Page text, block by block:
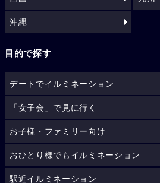
沖縄
目的で探す
デートでイルミネーション
「女子会」で見に行く
お子様・ファミリー向け
おひとり様でもイルミネーション
駅近イルミネーション